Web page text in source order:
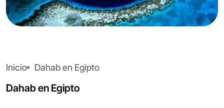
Inicio Dahab en Egipto
Dahab en Egipto